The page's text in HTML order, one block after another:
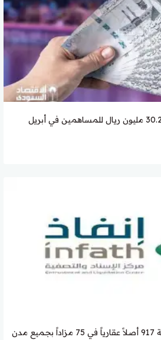
توزيع أرباح الأهلي ريت 1: 30.25 مليون ريال للمساهمين في أبريل
مزادات إنفاذ 2026 .. تصفية 917 أصلاً عقارياً في 75 مزاداً بجميع مدن